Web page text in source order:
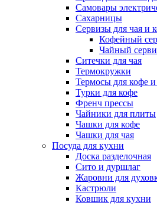
Самовары
Сахарницы
Сервизы для чая и
Кофейный
Чайный
Ситечки для чая
Термокружки
Термосы для кофе и
Турки для кофе
Френч прессы
Чайники для плиты
Чашки для кофе
Чашки для чая
Посуда для кухни
Доска разделочная
Сито и дуршлаг
Жаровни для
Кастрюли
Ковшик для кухни